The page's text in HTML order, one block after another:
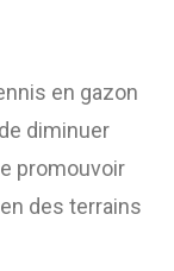
en gazon
diminuer
promouvoir
des terrains